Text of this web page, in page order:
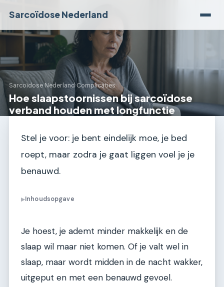
Sarcoïdose Nederland
Sarcoïdose Nederland›Complicaties
Hoe slaapstoornissen bij sarcoïdose
verband houden met longfunctie
Stel je voor: je bent eindelijk moe, je bed
roept, maar zodra je gaat liggen voel je je
benauwd.
▶Inhoudsopgave
Je hoest, je ademt minder makkelijk en de
slaap wil maar niet komen. Of je valt wel in
slaap, maar wordt midden in de nacht wakker,
uitgeput en met een benauwd gevoel.